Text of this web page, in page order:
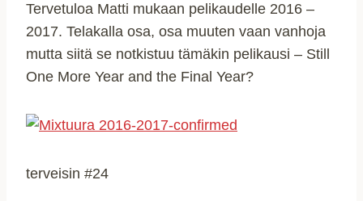
Tervetuloa Matti mukaan pelikaudelle 2016 –
2017. Telakalla osa, osa muuten vaan vanhoja
mutta siitä se notkistuu tämäkin pelikausi – Still
One More Year and the Final Year?
terveisin #24